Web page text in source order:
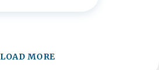
LOAD MORE